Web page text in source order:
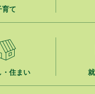
】ポスターセッション最優秀賞
急手当に感謝状を贈呈しました
育て
・住まい